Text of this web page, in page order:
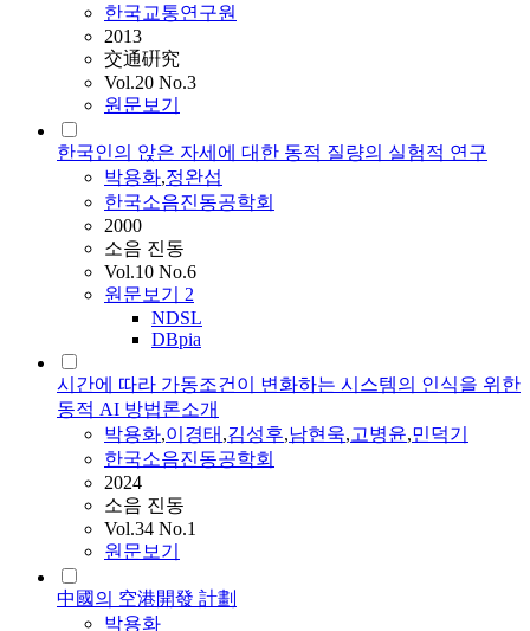
한국교통연구원
2013
交通硏究
Vol.20 No.3
원문보기
한국인의 앉은 자세에 대한 동적 질량의 실험적 연구
박용화,정완섭
한국소음진동공학회
2000
소음 진동
Vol.10 No.6
원문보기 2
NDSL
DBpia
시간에 따라 가동조건이 변화하는 시스템의 인식을 위한
동적 AI 방법론소개
박용화,이경태 ,김성후,남현욱,고병윤,민덕기
한국소음진동공학회
2024
소음 진동
Vol.34 No.1
원문보기
中國의 空港開發 計劃
박용화